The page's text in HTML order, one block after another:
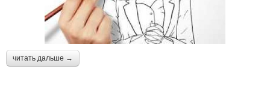
читать дальше →